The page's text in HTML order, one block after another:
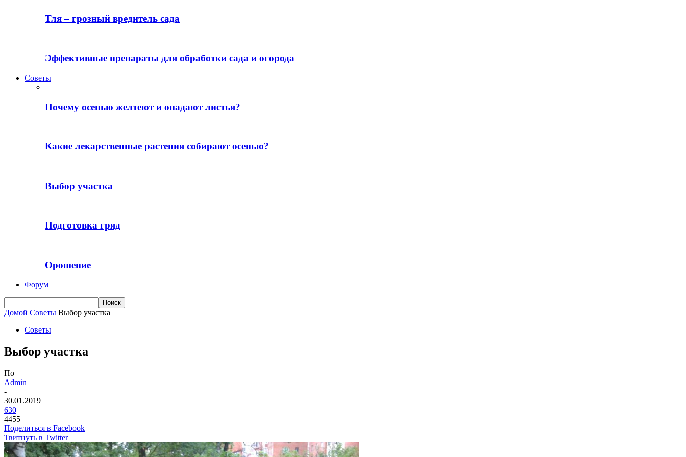
Тля – грозный вредитель сада
Эффективные препараты для обработки сада и огорода
Советы
Почему осенью желтеют и опадают листья?
Какие лекарственные растения собирают осенью?
Выбор участка
Подготовка гряд
Орошение
Форум
Домой Советы Выбор участка
Советы
Выбор участка
По
Admin
-
30.01.2019
630
4455
Поделиться в Facebook
Твитнуть в Twitter